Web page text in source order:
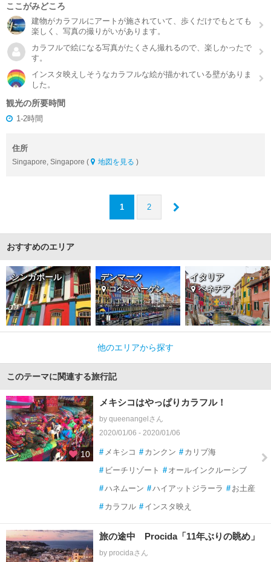
ここがみどころ
建物がカラフルにアートが施されていて、歩くだけでもとても
楽しく、写真の撮りがいがあります。
カラフルで絵になる写真がたくさん撮れるので、楽しかったで
す。
インスタ映えしそうなカラフルな絵が描かれている壁がありま
した。
観光の所要時間
1-2時間
住所
Singapore, Singapore ( 地図を見る )
1 2
おすすめのエリア
シンガポール デンマーク
コペンハーゲン
イタリア
ベネチア
他のエリアから探す
このテーマに関連する旅行記
10
メキシコはやっぱりカラフル！
by queenangelさん
2020/01/06 - 2020/01/06
# メキシコ # カンクン # カリブ海
# ビーチリゾート # オールインクルーシブ
#ハネムーン #ハイアットジラーラ # お土産
# カラフル # インスタ映え
旅の途中 Procida「11年ぶりの眺め」
by procidaさん